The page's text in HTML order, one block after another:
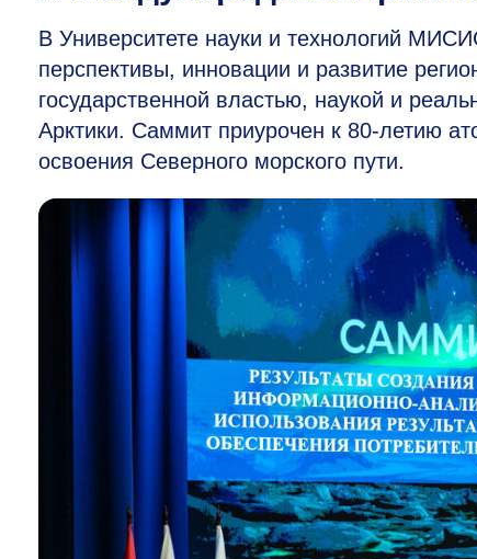
В Университете науки и технологий
перспективы, инновации и развитие
государственной властью, наукой и
Арктики. Саммит приурочен к 80-летию
освоения Северного морского пути.